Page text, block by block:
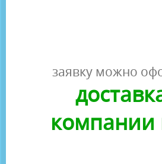
заявку можно
компании